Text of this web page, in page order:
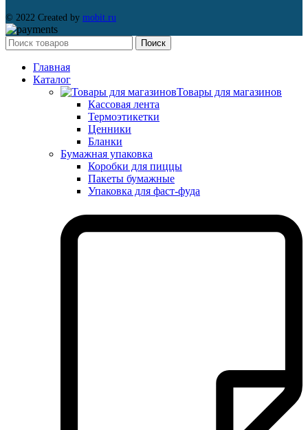
© 2022 Created by mobit.ru
Поиск
Главная
Каталог
Товары для магазинов
Кассовая лента
Термоэтикетки
Ценники
Бланки
Бумажная упаковка
Коробки для пиццы
Пакеты бумажные
Упаковка для фаст-фуда